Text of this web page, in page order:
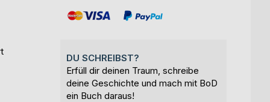
DU SCHREIBST?
Erfüll dir deinen Traum, schreibe
deine Geschichte und mach mit BoD
ein Buch daraus!